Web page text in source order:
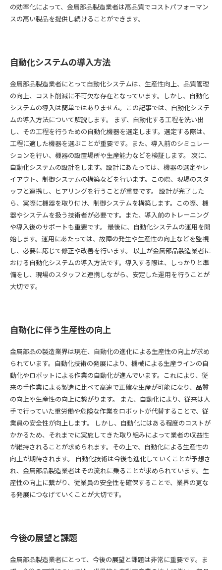
の効率化によって、金属部品製造業者は高品質でコストパフォーマン
スの高い製品を提供し続けることができます。
自動化システムの導入方法
金属部品製造業者にとって自動化システムは、生産性向上、品質管理
の向上、コスト削減に不可欠な存在となっています。しかし、自動化
システムの導入は簡単ではありません。この記事では、自動化システ
ムの導入方法について解説します。 まず、自動化する工程を洗い出
し、その工程を行うための自動化機器を選定します。選定する際は、
工程に適した機器を選ぶことが重要です。また、導入前のシミュレー
ションを行い、機器の設置場所や生産能力などを検証します。 次に、
自動化システムの設計をします。設計にあたっては、機器の選定やレ
イアウト、制御システムの構築などを行います。この際、現場のスタ
ッフと連携し、ヒアリングを行うことが重要です。 設計が完了した
ら、実際に機器を取り付け、制御システムを構築します。この際、機
器やシステムを扱う技術者が必要です。また、導入前のトレーニング
や導入後のサポートも重要です。 最後に、自動化システムの運用を開
始します。運用にあたっては、故障の発生や生産性の向上などを監視
し、必要に応じて修正や改善を行います。 以上が金属部品製造業者に
おける自動化システムの導入方法です。導入する際は、しっかりと準
備をし、現場のスタッフと連携しながら、安定した運用を行うことが
大切です。
自動化に伴う生産性の向上
金属部品の製造業界は現在、自動化の進化による生産性の向上が求め
られています。自動化技術の発展により、機械による生産ラインの自
動化やロボットによる作業の自動化が進んでいます。これにより、従
来の手作業による製造に比べて高速で正確な生産が可能になり、品質
の向上や生産性の向上に繋がります。 また、自動化により、従来は人
手で行っていた重労働や危険な作業をロボットが代替することで、従
業員の安全性が向上します。 しかし、自動化にはある程度のコストが
かかるため、それまでに実施してきた取り組みによって業者の収益性
が維持されることが求められます。その上で、自動化による生産性の
向上が期待されます。 自動化技術は今後も進化していくことが予想さ
れ、金属部品製造業者はその流れに乗ることが求められています。生
産性の向上に繋がり、従業員の安全性を確保することで、業界の更な
る発展につなげていくことが大切です。
今後の展望と課題
金属部品製造業者にとって、今後の展望と課題は非常に重要です。ま